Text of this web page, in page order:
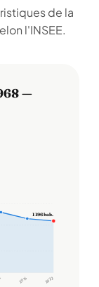
de la
l'INSEE.
—
2016 2022
1 196 hab.